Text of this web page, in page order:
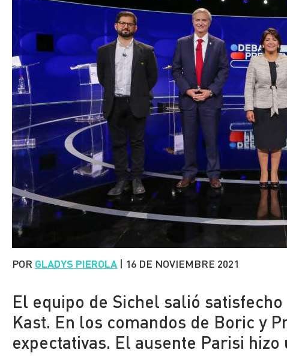
POR GLADYS PIEROLA | 16 DE NOVIEMBRE 2021
El equipo de Sichel salió
Kast. En los comandos de Boric y
expectativas. El ausente Parisi